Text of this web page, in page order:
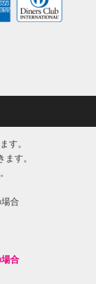
す。
す。
合
合